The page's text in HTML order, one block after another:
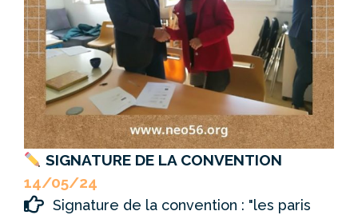
SIGNATURE DE LA CONVENTION
14/05/24
Signature de la convention : "les paris